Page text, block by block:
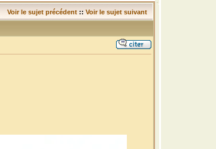
Voir le sujet précédent :: Voir le sujet suivant